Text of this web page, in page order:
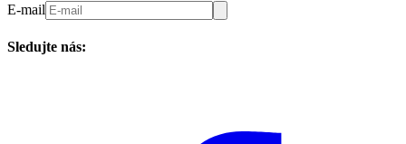
E-mail
Sledujte nás: